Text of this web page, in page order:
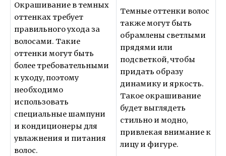
Окрашивание в темных
оттенках требует
правильного ухода за
волосами. Такие
оттенки могут быть
более требовательными
к уходу, поэтому
необходимо
использовать
специальные шампуни
и кондиционеры для
увлажнения и питания
волос.
Темные оттенки волос
также могут быть
обрамлены светлыми
прядями или
подсветкой, чтобы
придать образу
динамику и яркость.
Такое окрашивание
будет выглядеть
стильно и модно,
привлекая внимание к
лицу и фигуре.